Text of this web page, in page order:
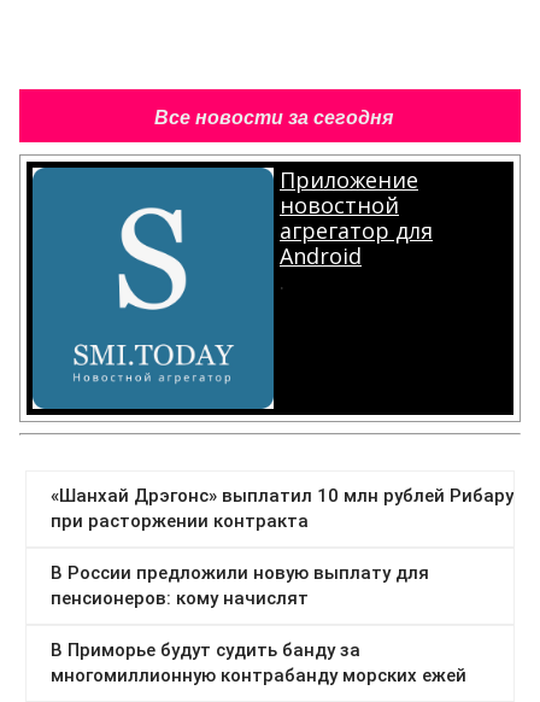
Все новости за сегодня
Приложение
новостной
агрегатор для
Android
.